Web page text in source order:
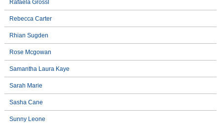
Rafaela Grossl
Rebecca Carter
Rhian Sugden
Rose Mcgowan
Samantha Laura Kaye
Sarah Marie
Sasha Cane
Sunny Leone